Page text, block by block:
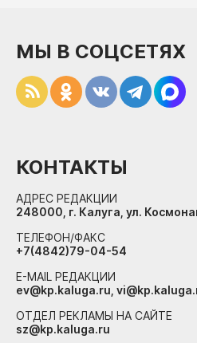
МЫ В СОЦСЕТЯХ
КОНТАКТЫ
АДРЕС РЕДАКЦИИ
248000, г. Калуга, ул.
ТЕЛЕФОН/ФАКС
+7(4842)79-04-54
E-MAIL РЕДАКЦИИ
ev@kp.kaluga.ru,
ОТДЕЛ РЕКЛАМЫ НА САЙТЕ
sz@kp.kaluga.ru